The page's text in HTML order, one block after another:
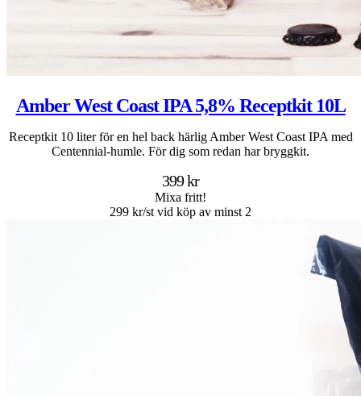
Amber West Coast IPA 5,8% Receptkit 10L
Receptkit 10 liter för en hel back härlig Amber West Coast IPA med
Centennial-humle. För dig som redan har bryggkit.
399 kr
Mixa fritt!
299 kr/st vid köp av minst 2